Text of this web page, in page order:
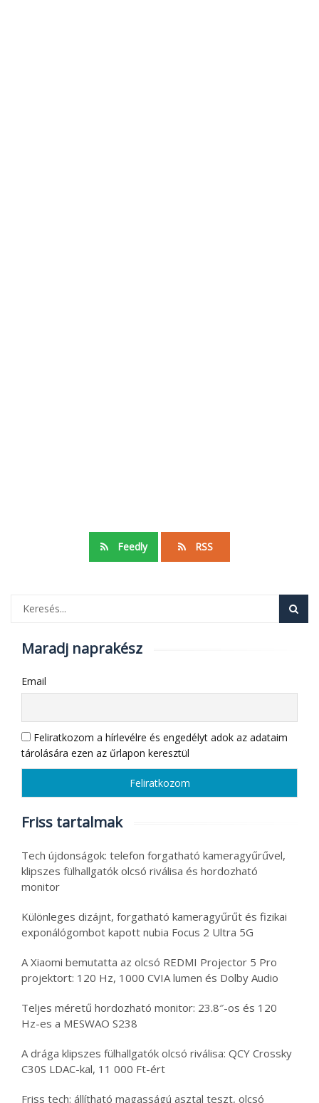
Feedly RSS
Maradj naprakész
Email
Feliratkozom a hírlevélre és engedélyt adok az adataim
tárolására ezen az űrlapon keresztül
Friss tartalmak
Tech újdonságok: telefon forgatható kameragyűrűvel,
klipszes fülhallgatók olcsó riválisa és hordozható
monitor
Különleges dizájnt, forgatható kameragyűrűt és fizikai
exponálógombot kapott nubia Focus 2 Ultra 5G
A Xiaomi bemutatta az olcsó REDMI Projector 5 Pro
projektort: 120 Hz, 1000 CVIA lumen és Dolby Audio
Teljes méretű hordozható monitor: 23.8″-os és 120
Hz-es a MESWAO S238
A drága klipszes fülhallgatók olcsó riválisa: QCY Crossky
C30S LDAC-kal, 11 000 Ft-ért
Friss tech: állítható magasságú asztal teszt, olcsó